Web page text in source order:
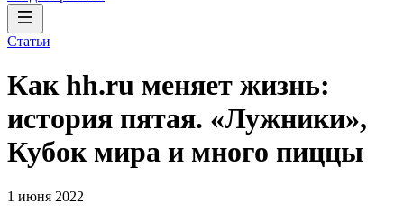
Статьи
Как hh.ru меняет жизнь:
история пятая. «Лужники»,
Кубок мира и много пиццы
1 июня 2022